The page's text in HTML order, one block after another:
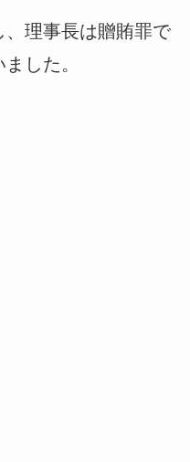
、理事長は贈賄罪で
した。